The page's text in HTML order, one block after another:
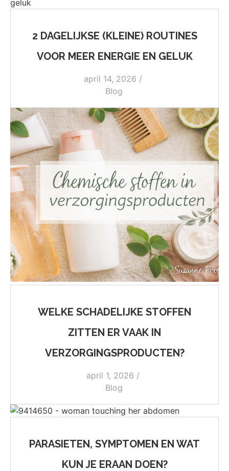
2 DAGELIJKSE (KLEINE) ROUTINES
VOOR MEER ENERGIE EN GELUK
april 14, 2026 /
Blog
WELKE SCHADELIJKE STOFFEN
ZITTEN ER VAAK IN
VERZORGINGSPRODUCTEN?
april 1, 2026 /
Blog
PARASIETEN, SYMPTOMEN EN WAT
KUN JE ERAAN DOEN?